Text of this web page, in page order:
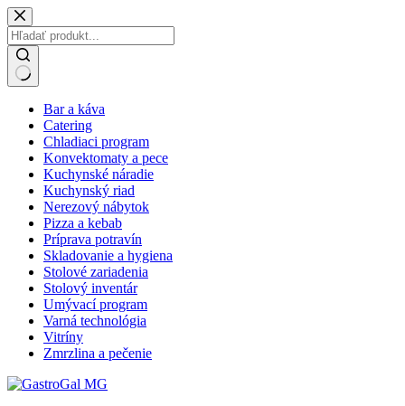
Skip
to
content
results Bar a káva
Catering
Chladiaci program
Konvektomaty a pece
Kuchynské náradie
Kuchynský riad
Nerezový nábytok
Pizza a kebab
Príprava potravín
Skladovanie a hygiena
Stolové zariadenia
Stolový inventár
Umývací program
Varná technológia
Vitríny
Zmrzlina a pečenie